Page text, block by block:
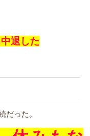
退した
だった。